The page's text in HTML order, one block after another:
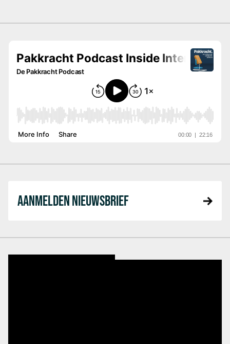
AANMELDEN NIEUWSBRIEF